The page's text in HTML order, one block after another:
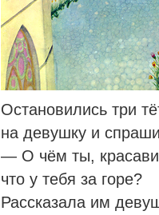
Остановились три
на девушку и
— О чём ты,
что у тебя за горе?
Рассказала им